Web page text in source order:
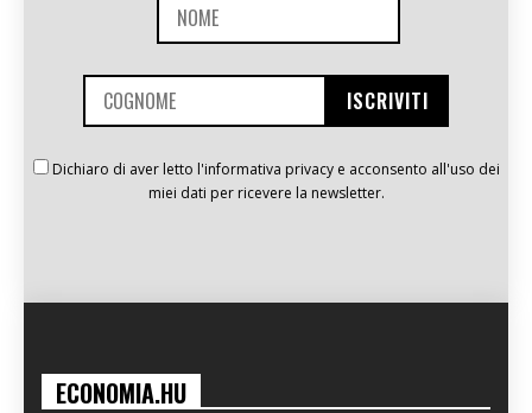
Dichiaro di aver letto l'informativa privacy e acconsento all'uso dei
miei dati per ricevere la newsletter.
ECONOMIA.HU